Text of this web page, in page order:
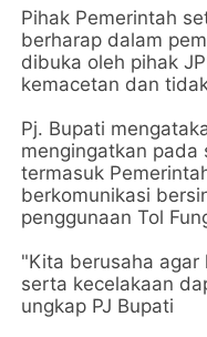
Pihak Pemerintah
berharap dalam
dibuka oleh pihak
kemacetan dan
Pj. Bupati
mengingatkan pada
termasuk
berkomunikasi
penggunaan Tol
"Kita berusaha
serta kecelakaan
ungkap PJ Bupati